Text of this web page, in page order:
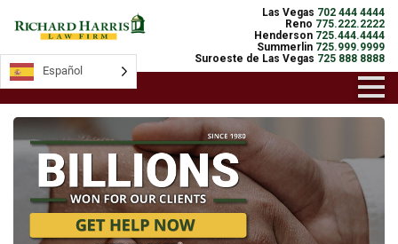
Las Vegas 702 444 4444
Reno 775.222.2222
Henderson 725.444.4444
Summerlin 725.999.9999
Suroeste de Las Vegas 725 888 8888
Español
Español